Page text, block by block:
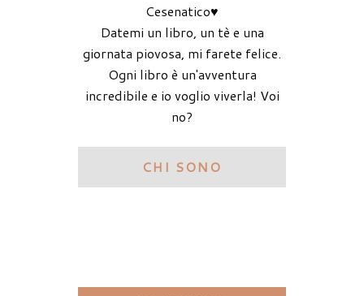
Cesenatico♥
Datemi un libro, un tè e una
giornata piovosa, mi farete felice.
Ogni libro è un'avventura
incredibile e io voglio viverla! Voi
no?
CHI SONO